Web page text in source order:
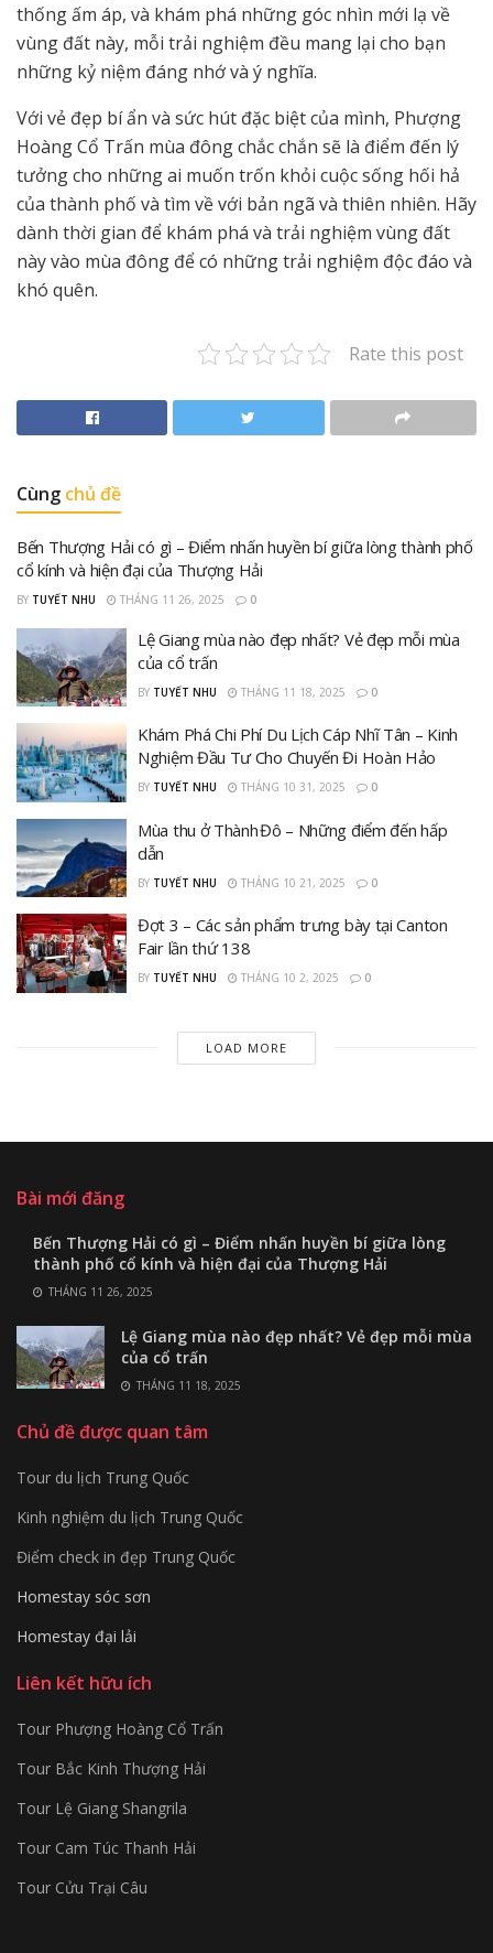
thống ấm áp, và khám phá những góc nhìn mới lạ về
vùng đất này, mỗi trải nghiệm đều mang lại cho bạn
những kỷ niệm đáng nhớ và ý nghĩa.
Với vẻ đẹp bí ẩn và sức hút đặc biệt của mình, Phượng
Hoàng Cổ Trấn mùa đông chắc chắn sẽ là điểm đến lý
tưởng cho những ai muốn trốn khỏi cuộc sống hối hả
của thành phố và tìm về với bản ngã và thiên nhiên. Hãy
dành thời gian để khám phá và trải nghiệm vùng đất
này vào mùa đông để có những trải nghiệm độc đáo và
khó quên.
Rate this post
Cùng chủ đề
Bến Thượng Hải có gì – Điểm nhấn huyền bí giữa lòng thành phố
cổ kính và hiện đại của Thượng Hải
BY TUYẾT NHU THÁNG 11 26, 2025 0
Lệ Giang mùa nào đẹp nhất? Vẻ đẹp mỗi mùa
của cổ trấn
BY TUYẾT NHU THÁNG 11 18, 2025 0
Khám Phá Chi Phí Du Lịch Cáp Nhĩ Tân – Kinh
Nghiệm Đầu Tư Cho Chuyến Đi Hoàn Hảo
BY TUYẾT NHU THÁNG 10 31, 2025 0
Mùa thu ở Thành Đô – Những điểm đến hấp
dẫn
BY TUYẾT NHU THÁNG 10 21, 2025 0
Đợt 3 – Các sản phẩm trưng bày tại Canton
Fair lần thứ 138
BY TUYẾT NHU THÁNG 10 2, 2025 0
LOAD MORE
Bài mới đăng
Bến Thượng Hải có gì – Điểm nhấn huyền bí giữa lòng
thành phố cổ kính và hiện đại của Thượng Hải
THÁNG 11 26, 2025
Lệ Giang mùa nào đẹp nhất? Vẻ đẹp mỗi mùa
của cổ trấn
THÁNG 11 18, 2025
Chủ đề được quan tâm
Tour du lịch Trung Quốc
Kinh nghiệm du lịch Trung Quốc
Điểm check in đẹp Trung Quốc
Homestay sóc sơn
Homestay đại lải
Liên kết hữu ích
Tour Phượng Hoàng Cổ Trấn
Tour Bắc Kinh Thượng Hải
Tour Lệ Giang Shangrila
Tour Cam Túc Thanh Hải
Tour Cửu Trại Câu